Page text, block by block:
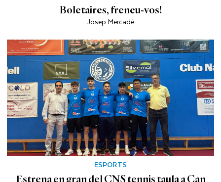
Boletaires, freneu-vos!
Josep Mercadé
ESPORTS
Estrena en gran del CNS tennis taula a Can